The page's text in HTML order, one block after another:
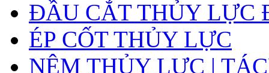
ĐẦU CẮT THỦY LỰC
ÉP CỐT THỦY LỰC
NÊM THỦY LỰC |